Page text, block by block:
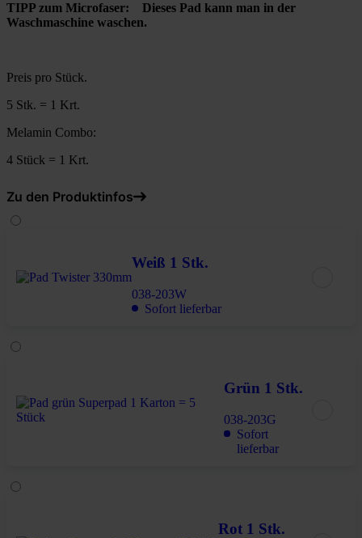
TIPP zum Microfaser: Dieses Pad kann man in der
Waschmaschine waschen.
Preis pro Stück.
5 Stk. = 1 Krt.
Melamin Combo:
4 Stück = 1 Krt.
Zu den Produktinfos
Weiß 1 Stk.
038-203W
Sofort lieferbar
Grün 1 Stk.
038-203G
Sofort
lieferbar
Rot 1 Stk.